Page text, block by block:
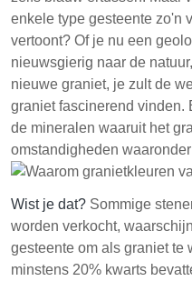
kwarts, veldspaat en
uiterlijk van het
gesmolten gesteente
patronen die in graniet
De kleuren van
beïnvloed door
veldspaat.
langzaam afkoelt,
kunnen ontwikkelen.
De duurzaamheid
enkele type gesteente zo'n
vertoont? Of je nu een
nieuwsgierig naar de
nieuwe graniet, je zult de
graniet fascinerend vinden.
de mineralen waaruit het
omstandigheden
Wist je dat? Sommige
worden verkocht,
gesteente om als graniet te
minstens 20% kwarts